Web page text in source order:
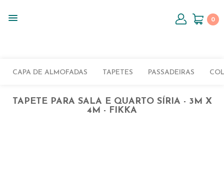
0
CAPA DE ALMOFADAS TAPETES PASSADEIRAS
TAPETE PARA SALA E QUARTO SÍRIA - 3M X
4M - FIKKA